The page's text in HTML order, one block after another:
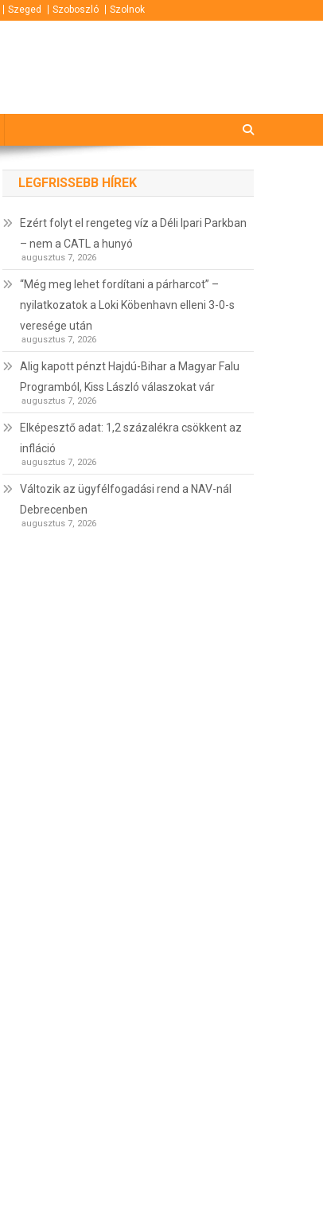
Szeged Szoboszló Szolnok
LEGFRISSEBB HÍREK
Ezért folyt el rengeteg víz a Déli Ipari Parkban
– nem a CATL a hunyó
augusztus 7, 2026
“Még meg lehet fordítani a párharcot” –
nyilatkozatok a Loki Köbenhavn elleni 3-0-s
veresége után
augusztus 7, 2026
Alig kapott pénzt Hajdú-Bihar a Magyar Falu
Programból, Kiss László válaszokat vár
augusztus 7, 2026
Elképesztő adat: 1,2 százalékra csökkent az
infláció
augusztus 7, 2026
Változik az ügyfélfogadási rend a NAV-nál
Debrecenben
augusztus 7, 2026